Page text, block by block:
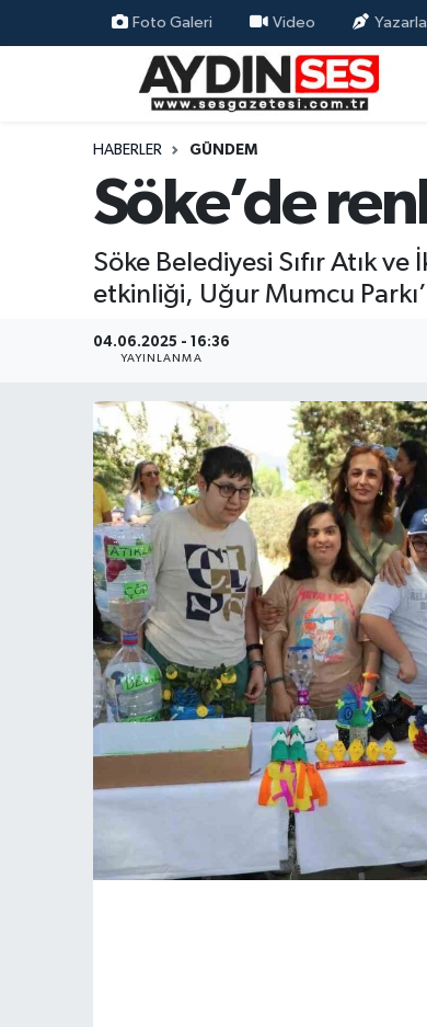
Foto Galeri Video
HABERLER GÜNDEM
Söke’de
Söke Belediyesi Sıfır Atık
etkinliği, Uğur Mumcu
04.06.2025 - 16:36
YAYINLANMA
Siyaset
Ekonomi
Yaşam
Kültür Sanat
Spor
Aydın Nöbetçi Eczaneler
Aydın Hava Durumu
Aydin Namaz Vakitleri
Aydın Trafik Yoğunluk Haritası
Süper Lig Puan Durumu ve Fikstür
Tüm Manşetler
Son Dakika Haberleri
Haber Arşivi